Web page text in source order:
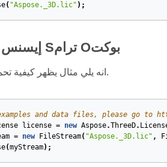
( "Aspose._3D.lic" );
Lأودينغ icإيسنس من Sترام Oبوكت
Tانه يلي مثال يظهر كيفية تحميل ترخيص من تيار.
and data files, please go to
license = new Aspose.ThreeD.
= new FileStream( "Aspose._3D.lic" ,
(myStream);